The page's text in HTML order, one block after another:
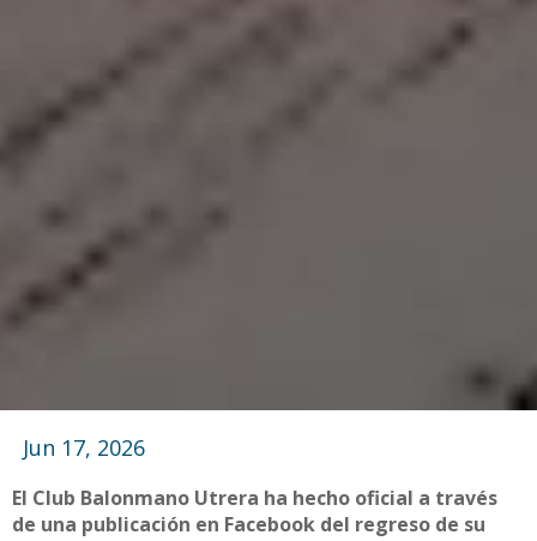
Jun 17, 2026
El Club Balonmano Utrera ha hecho oficial a través
de una publicación en Facebook del regreso de su